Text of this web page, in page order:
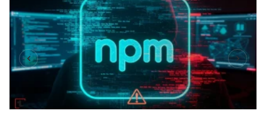
Texnoloji İnkişaf
İnnovasiya və Startaplar
Robot və Cihazlar